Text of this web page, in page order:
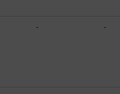
- -